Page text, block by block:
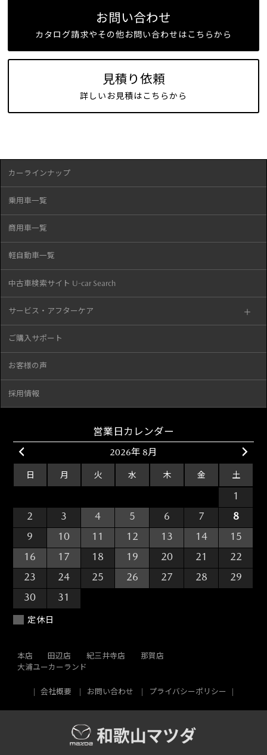
お問い合わせ
カタログ請求やその他お問い合わせはこちらから
見積り依頼
詳しいお見積はこちらから
カーラインナップ
乗用車一覧
商用車一覧
軽自動車一覧
中古車検索サイト U-car Search
サービス・アフターケア
ご購入サポート
お客様の声
採用情報
営業日カレンダー
2026年 8月
日 月 火 水 木 金 土
1
2
3 4 5 6 7
8
9
10 11 12 13 14
15
16
17 18 19 20 21
22
23
24 25 26 27 28
29
30
31
定休日
本店 田辺店 紀三井寺店
那賀店
大浦ユーカーランド
会社概要 お問い合わせ プライバシーポリシー